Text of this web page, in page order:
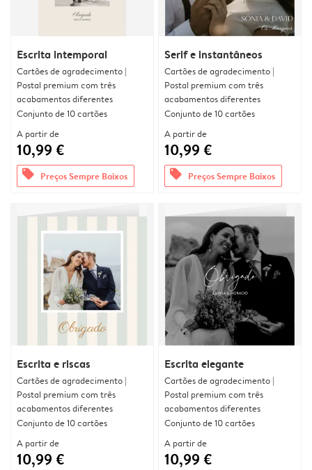
Escrita intemporal
Cartões de agradecimento |
Postal premium com três
acabamentos diferentes
Conjunto de 10 cartões
A partir de
10,99 €
offers Preços Sempre Baixos
Serif e instantâneos
Cartões de agradecimento |
Postal premium com três
acabamentos diferentes
Conjunto de 10 cartões
A partir de
10,99 €
offers Preços Sempre Baixos
Escrita e riscas
Cartões de agradecimento |
Postal premium com três
acabamentos diferentes
Conjunto de 10 cartões
A partir de
10,99 €
Escrita elegante
Cartões de agradecimento |
Postal premium com três
acabamentos diferentes
Conjunto de 10 cartões
A partir de
10,99 €